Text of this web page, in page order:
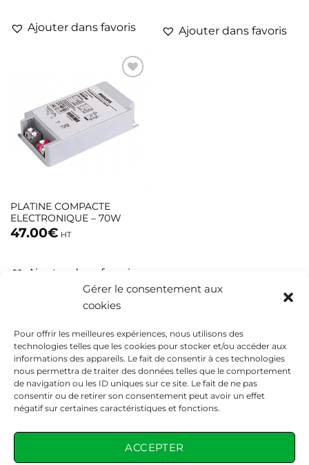
Gérer le consentement aux
cookies
Pour offrir les meilleures expériences, nous utilisons des
technologies telles que les cookies pour stocker et/ou accéder aux
informations des appareils. Le fait de consentir à ces technologies
nous permettra de traiter des données telles que le comportement
de navigation ou les ID uniques sur ce site. Le fait de ne pas
consentir ou de retirer son consentement peut avoir un effet
négatif sur certaines caractéristiques et fonctions.
ACCEPTER
Ajouter dans favoris Ajouter dans favoris
PLATINE COMPACTE
ELECTRONIQUE – 70W
47.00€ HT
Ajouter dans favoris
04 86 68 53 95
contact@eddep.fr